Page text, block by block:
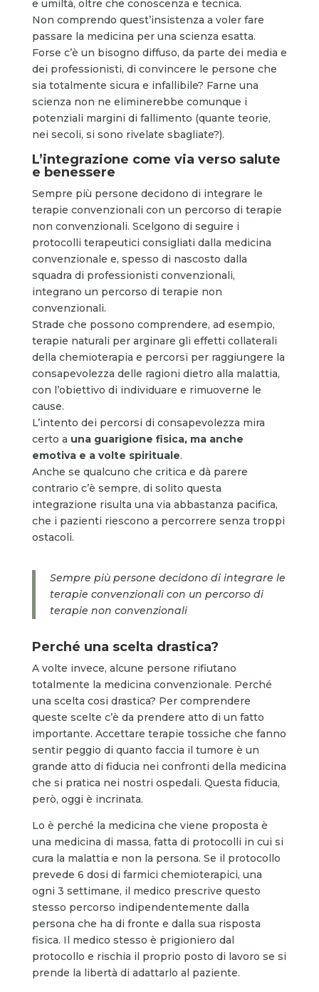
e umiltà, oltre che conoscenza e tecnica.
Non comprendo quest’insistenza a voler fare
passare la medicina per una scienza esatta.
Forse c’è un bisogno diffuso, da parte dei media e
dei professionisti, di convincere le persone che
sia totalmente sicura e infallibile? Farne una
scienza non ne eliminerebbe comunque i
potenziali margini di fallimento (quante teorie,
nei secoli, si sono rivelate sbagliate?).
L’integrazione come via verso salute
e benessere
Sempre più persone decidono di integrare le
terapie convenzionali con un percorso di terapie
non convenzionali. Scelgono di seguire i
protocolli terapeutici consigliati dalla medicina
convenzionale e, spesso di nascosto dalla
squadra di professionisti convenzionali,
integrano un percorso di terapie non
convenzionali.
Strade che possono comprendere, ad esempio,
terapie naturali per arginare gli effetti collaterali
della chemioterapia e percorsi per raggiungere la
consapevolezza delle ragioni dietro alla malattia,
con l’obiettivo di individuare e rimuoverne le
cause.
L’intento dei percorsi di consapevolezza mira
certo a una guarigione fisica, ma anche
emotiva e a volte spirituale.
Anche se qualcuno che critica e dà parere
contrario c’è sempre, di solito questa
integrazione risulta una via abbastanza pacifica,
che i pazienti riescono a percorrere senza troppi
ostacoli.
Sempre più persone decidono di integrare le
terapie convenzionali con un percorso di
terapie non convenzionali
Perché una scelta drastica?
A volte invece, alcune persone rifiutano
totalmente la medicina convenzionale. Perché
una scelta cosi drastica? Per comprendere
queste scelte c’è da prendere atto di un fatto
importante. Accettare terapie tossiche che fanno
sentir peggio di quanto faccia il tumore è un
grande atto di fiducia nei confronti della medicina
che si pratica nei nostri ospedali. Questa fiducia,
però, oggi è incrinata.
Lo è perché la medicina che viene proposta è
una medicina di massa, fatta di protocolli in cui si
cura la malattia e non la persona. Se il protocollo
prevede 6 dosi di farmici chemioterapici, una
ogni 3 settimane, il medico prescrive questo
stesso percorso indipendentemente dalla
persona che ha di fronte e dalla sua risposta
fisica. Il medico stesso è prigioniero dal
protocollo e rischia il proprio posto di lavoro se si
prende la libertà di adattarlo al paziente.